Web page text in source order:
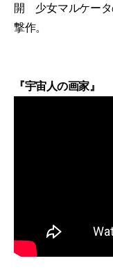
開 少女マルケータ
撃作。
『宇宙人の画家』